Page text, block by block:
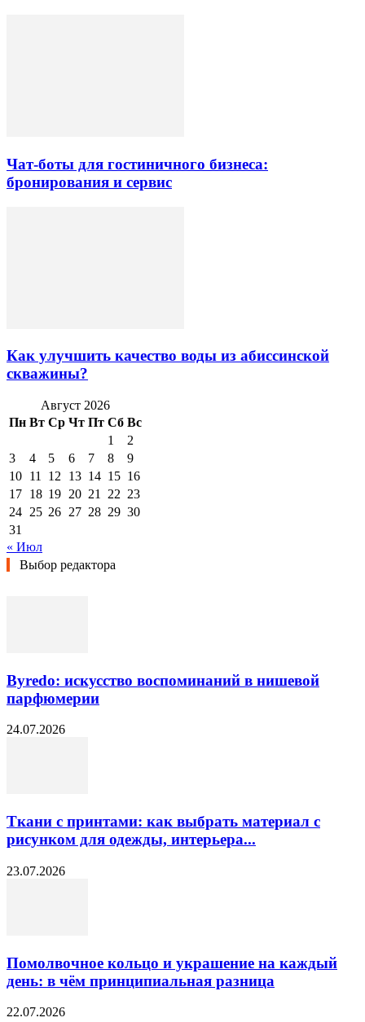
Чат-боты для гостиничного бизнеса:
бронирования и сервис
Как улучшить качество воды из абиссинской
скважины?
Август 2026
Пн Вт Ср Чт Пт Сб Вс
1
2
3
4 5 6 7 8
9
10 11 12 13 14 15 16
17 18 19 20 21 22 23
24 25 26 27 28 29 30
31
« Июл
Выбор редактора
Byredo: искусство воспоминаний в нишевой
парфюмерии
24.07.2026
Ткани с принтами: как выбрать материал с
рисунком для одежды, интерьера...
23.07.2026
Помолвочное кольцо и украшение на каждый
день: в чём принципиальная разница
22.07.2026